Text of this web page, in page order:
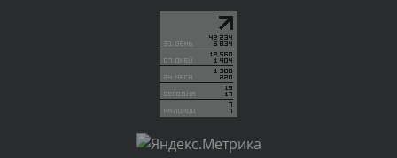
Текст комментария будет виден после проверки
Комментарий проверяется
Текст комментария будет виден после проверки
администратором.